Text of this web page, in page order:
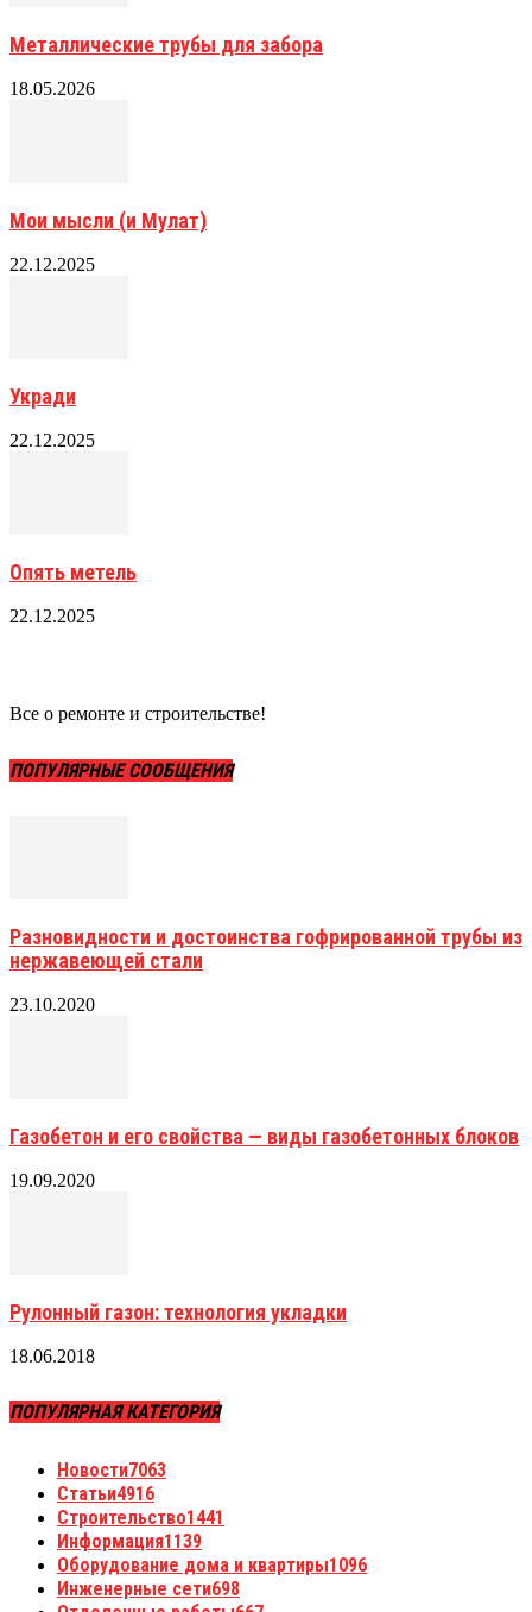
Металлические трубы для забора
18.05.2026
Мои мысли (и Мулат)
22.12.2025
Укради
22.12.2025
Опять метель
22.12.2025
Все о ремонте и строительстве!
ПОПУЛЯРНЫЕ СООБЩЕНИЯ
Разновидности и достоинства гофрированной трубы из
нержавеющей стали
23.10.2020
Газобетон и его свойства — виды газобетонных блоков
19.09.2020
Рулонный газон: технология укладки
18.06.2018
ПОПУЛЯРНАЯ КАТЕГОРИЯ
Новости7063
Статьи4916
Строительство1441
Информация1139
Оборудование дома и квартиры1096
Инженерные сети698